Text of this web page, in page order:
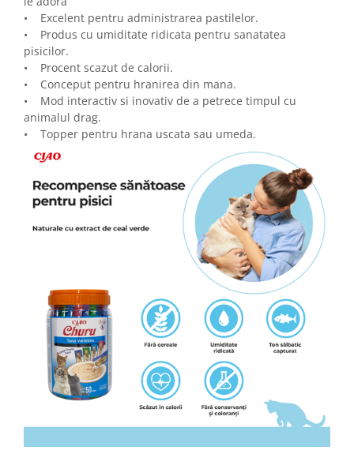
• Excelent pentru administrarea pastilelor.
• Produs cu umiditate ridicata pentru sanatatea
pisicilor.
• Procent scazut de calorii.
• Conceput pentru hranirea din mana.
• Mod interactiv si inovativ de a petrece timpul cu
animalul drag.
• Topper pentru hrana uscata sau umeda.